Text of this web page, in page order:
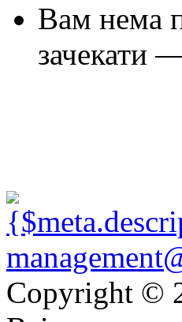
Вам нема
зачекати
Copyright ©